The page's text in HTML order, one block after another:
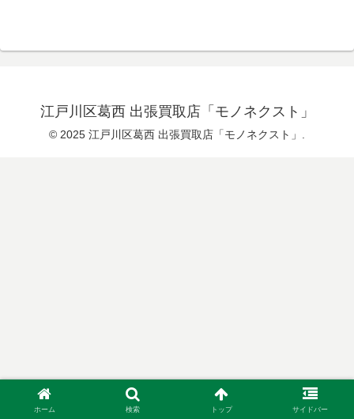
江戸川区葛西 出張買取店「モノネクスト」
© 2025 江戸川区葛西 出張買取店「モノネクスト」.
ホーム 検索 トップ サイドバー